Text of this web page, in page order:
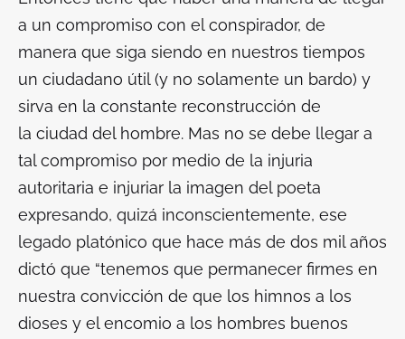
a un compromiso con el conspirador, de
manera que siga siendo en nuestros tiempos
un ciudadano útil (y no solamente un bardo) y
sirva en la constante reconstrucción de
la ciudad del hombre. Mas no se debe llegar a
tal compromiso por medio de la injuria
autoritaria e injuriar la imagen del poeta
expresando, quizá inconscientemente, ese
legado platónico que hace más de dos mil años
dictó que “tenemos que permanecer firmes en
nuestra convicción de que los himnos a los
dioses y el encomio a los hombres buenos